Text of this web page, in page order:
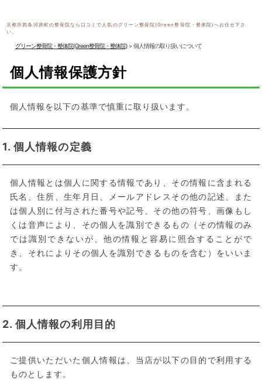
京都市四条河原町の整骨院なら口コミで人気のグリーン整骨院(Green整骨院・整体院)へお任せ下さ
い。
グリーン整骨院・整体院(Green整骨院・整体院) >個人情報の取り扱いについて
個人情報保護方針
個人情報を以下の基準で慎重に取り扱います。
1. 個人情報の定義
個人情報とは個人に関する情報であり、その情報に含まれる
氏名、住所、生年月日、メールアドレスその他の記述、また
は個人別に付与された番号や記号、その他の符号、画像もし
くは音声により、その個人を識別できるもの（その情報のみ
では識別できないが、他の情報と容易に照合することがで
き、それによりその個人を識別できるものを含む）をいいま
す。
2. 個人情報の利用目的
ご提供いただいた個人情報は、当店が以下の目的で利用する
ものとします。